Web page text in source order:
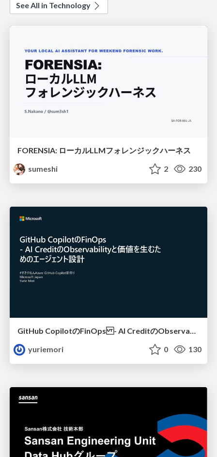
See All in Technology
FORENSIA: ローカルLLMフォレンジックハーネス
sumeshi
2 230
GitHub CopilotのFinOps - AI CreditのObservabilityと価値を生むためのエージェント設計
yuriemori
0 130